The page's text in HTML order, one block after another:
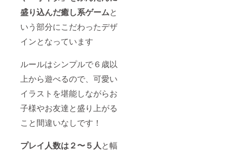
盛り込んだ癒し系ゲームと
いう部分にこだわったデザ
インとなっています
ルールはシンプルで６歳以
上から遊べるので、可愛い
イラストを堪能しながらお
子様やお友達と盛り上がる
こと間違いなしです！
プレイ人数は２〜５人と幅